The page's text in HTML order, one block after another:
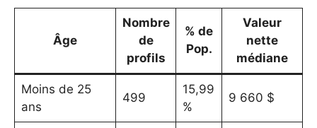
Âge
Nombre
de
profils
% de
Pop.
Valeur
nette
médiane
Moins de 25
ans
499
15,99
%
9 660 $